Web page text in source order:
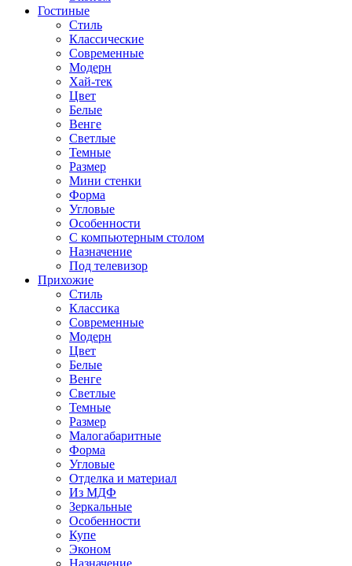
Гостиные
Стиль
Классические
Современные
Модерн
Хай-тек
Цвет
Белые
Венге
Светлые
Темные
Размер
Мини стенки
Форма
Угловые
Особенности
С компьютерным столом
Назначение
Под телевизор
Прихожие
Стиль
Классика
Современные
Модерн
Цвет
Белые
Венге
Светлые
Темные
Размер
Малогабаритные
Форма
Угловые
Отделка и материал
Из МДФ
Зеркальные
Особенности
Купе
Эконом
Назначение